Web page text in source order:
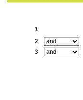
1
2
3